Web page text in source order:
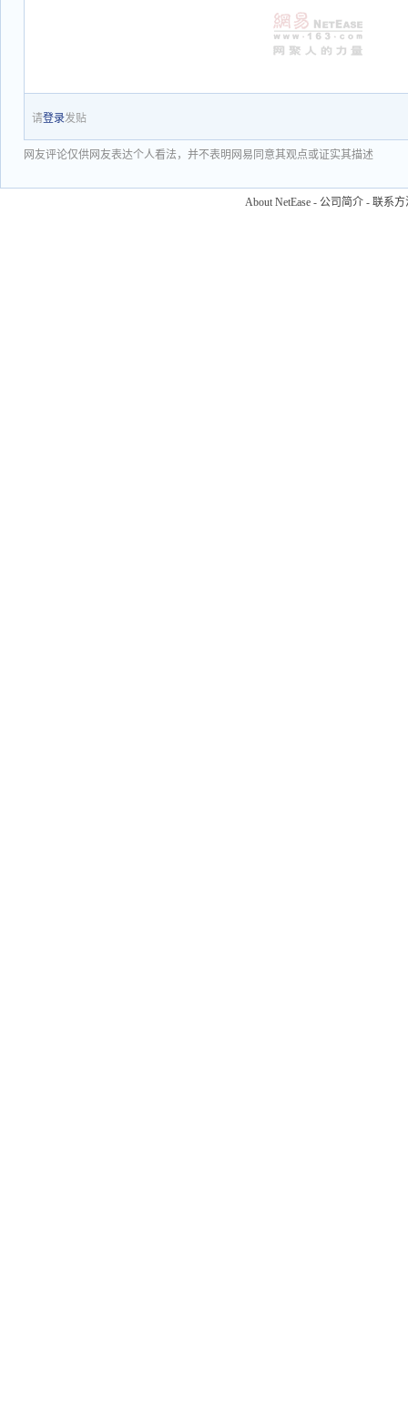
请登录发贴
网友评论仅供网友表达个人看法，并不表明网易同意其观点或证实其描述
About NetEase - 公司简介 - 联系方